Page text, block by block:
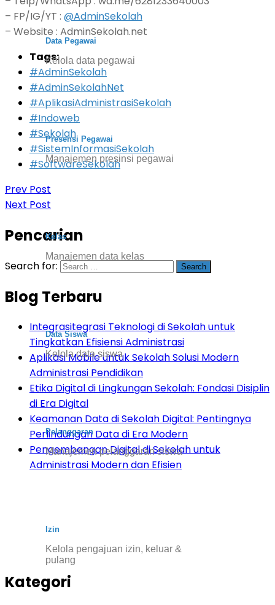
Data Pegawai
Kelola data pegawai
Presensi Pegawai
Manajemen presinsi pegawai
Kelas
Manajemen data kelas
Data Siswa
Kelola data siswa
Pelanggaran
Manajemen pelanggaran siswa
Izin
Kelola pengajuan izin, keluar &
pulang
– FP/IG/YT : @AdminSekolah
– Website : AdminSekolah.net
Tags:
#AdminSekolah
#AdminSekolahNet
#AplikasiAdministrasiSekolah
#Indoweb
#Sekolah
#SistemInformasiSekolah
#SoftwareSekolah
Prev Post
Next Post
Pencarian
Search for:
Blog Terbaru
Integrasitegrasi Teknologi di Sekolah untuk
Tingkatkan Efisiensi Administrasi
Aplikasi Mobile untuk Sekolah Solusi Modern
Administrasi Pendidikan
Etika Digital di Lingkungan Sekolah: Fondasi Disiplin
di Era Digital
Keamanan Data di Sekolah Digital: Pentingnya
Perlindungan Data di Era Modern
Pengembangan Digital di Sekolah untuk
Administrasi Modern dan Efisien
Kategori